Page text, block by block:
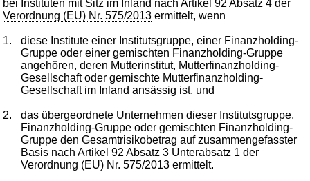
bei Instituten mit Sitz im Inland nach Artikel 92 Absatz 4 der
Verordnung (EU) Nr. 575/2013 ermittelt, wenn
1.
diese Institute einer Institutsgruppe, einer Finanzholding-
Gruppe oder einer gemischten Finanzholding-Gruppe
angehören, deren Mutterinstitut, Mutterfinanzholding-
Gesellschaft oder gemischte Mutterfinanzholding-
Gesellschaft im Inland ansässig ist, und
2.
das übergeordnete Unternehmen dieser Institutsgruppe,
Finanzholding-Gruppe oder gemischten Finanzholding-
Gruppe den Gesamtrisikobetrag auf zusammengefasster
Basis nach Artikel 92 Absatz 3 Unterabsatz 1 der
Verordnung (EU) Nr. 575/2013 ermittelt.